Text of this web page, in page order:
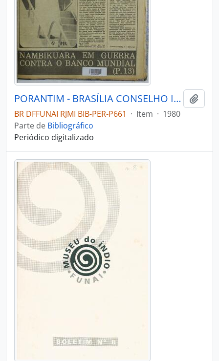
PORANTIM - BRASÍLIA CONSELHO INDIGENISTA MISSIONÁRIO - 1980 - Nº1920
BR DFFUNAI RJMI BIB-PER-P661 · Item · 1980
Parte de Bibliográfico
Periódico digitalizado